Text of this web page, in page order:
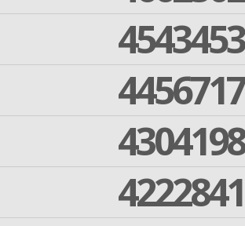
4543453
4456717
4304198
4222841